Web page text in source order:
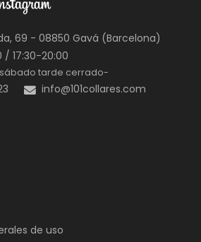
69 - 08850 Gavá (Barcelona)
/ 17:30-20:00
tarde cerrado-
info@101collares.com
de uso